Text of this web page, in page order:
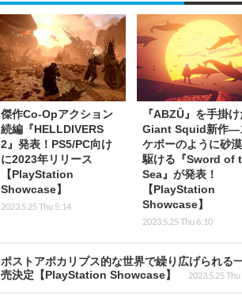
傑作Co-Opアクション
続編『HELLDIVERS
2』発表！PS5/PC向け
に2023年リリース
【PlayStation
Showcase】
2023.5.25 Thu 5:14
『ABZÛ』を手掛け
Giant Squid新作―
ケボーのように砂
駆ける『Sword of
Sea』が発表！
【PlayStation
Showcase】
2023.5.25 Thu 6:10
ポストアポカリプス的な世界で繰り広げられ
売決定【PlayStation Showcase】
2023.5.25